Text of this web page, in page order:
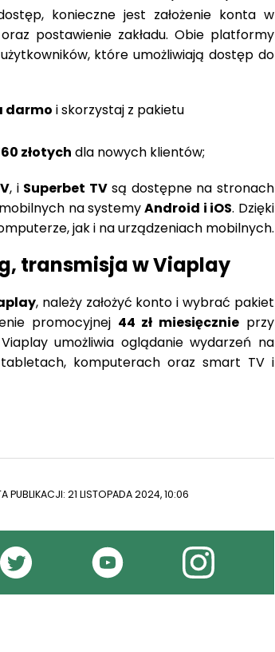
konieczne jest założenie konta w
postawienie zakładu. Obie platformy
które umożliwiają dostęp do
darmo i skorzystaj z pakietu
złotych dla nowych klientów;
, i Superbet TVsą dostępne na stronach
na systemyAndroid i iOS. Dzięki
jak i na urządzeniach mobilnych.
transmisja w Viaplay
, należy założyć konto i wybrać pakiet
promocyjnej 44 zł miesięcznieprzy
umożliwia oglądanie wydarzeń na
komputerach oraz smart TV i
PUBLIKACJI: 21 LISTOPADA 2024, 10:06